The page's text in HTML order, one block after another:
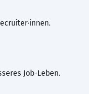
Job-Leben.